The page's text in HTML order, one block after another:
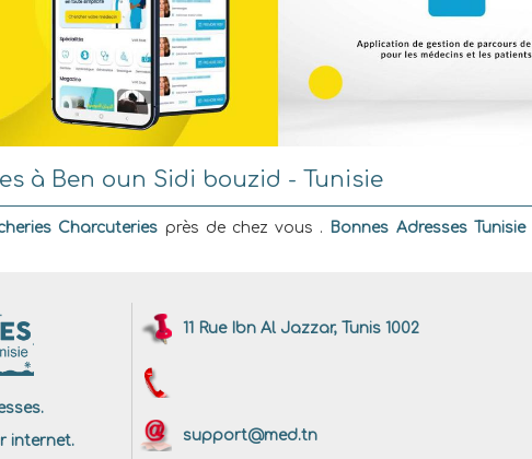
à Ben oun Sidi bouzid - Tunisie
Charcuteries près de chez vous . Bonnes Adresses Tunisie
internet.
11 Rue Ibn Al Jazzar, Tunis 1002
support@med.tn